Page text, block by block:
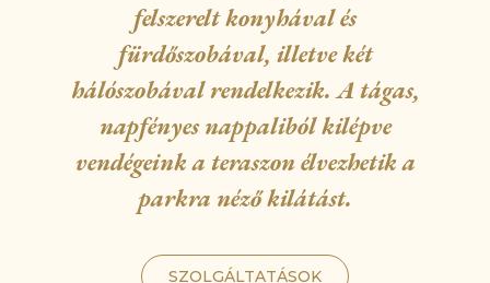
felszerelt konyhával és
fürdőszobával, illetve két
hálószobával rendelkezik. A tágas,
napfényes nappaliból kilépve
vendégeink a teraszon élvezhetik a
parkra néző kilátást.
SZOLGÁLTATÁSOK